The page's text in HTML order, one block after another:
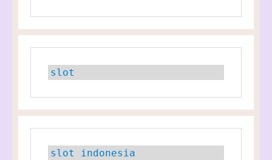
slot
slot indonesia